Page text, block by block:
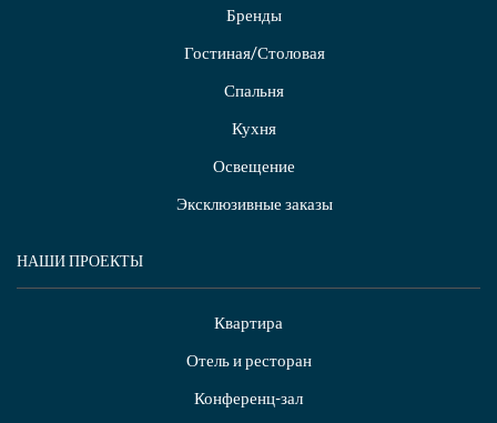
Бренды
Гостиная/Столовая
Спальня
Кухня
Освещение
Эксклюзивные заказы
НАШИ ПРОЕКТЫ
Квартира
Отель и ресторан
Конференц-зал